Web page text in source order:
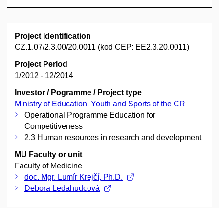
Project Identification
CZ.1.07/2.3.00/20.0011 (kod CEP: EE2.3.20.0011)
Project Period
1/2012 - 12/2014
Investor / Pogramme / Project type
Ministry of Education, Youth and Sports of the CR
Operational Programme Education for
Competitiveness
2.3 Human resources in research and development
MU Faculty or unit
Faculty of Medicine
doc. Mgr. Lumír Krejčí, Ph.D.
Debora Ledahudcová